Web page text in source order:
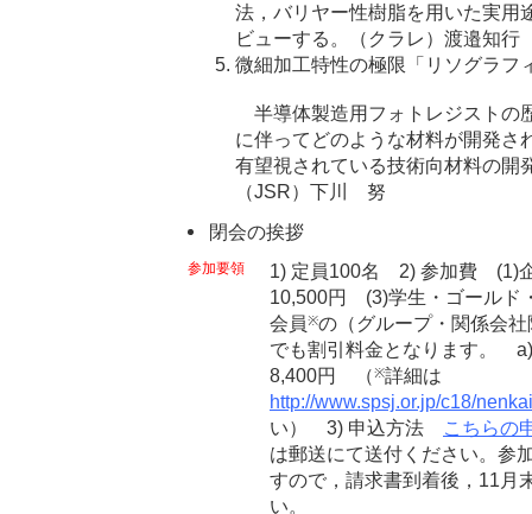
法，バリヤー性樹脂を用いた実用
ビューする。（クラレ）渡邉知行
微細加工特性の極限「リソグラフ
半導体製造用フォトレジストの
に伴ってどのような材料が開発さ
有望視されている技術向材料の開
（JSR）下川 努
閉会の挨拶
参加要領
1) 定員100名 2) 参加費 (1)
10,500円 (3)学生・ゴールド
会員※の（グループ・関係会
でも割引料金となります。
8,400円 （※詳細は
http://www.spsj.or.jp/c18/
い） 3) 申込方法
こちらの
は郵送にて送付ください。参
すので，請求書到着後，11月
い。